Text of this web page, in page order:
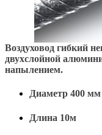
Воздуховод гибкий
двухслойной
напылением.
Диаметр 400
Длина 10м